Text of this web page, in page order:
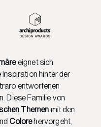
eignet sich
hinter der
entworfenen
Diese Familie von
Themen mit den
Colorehervorgeht,